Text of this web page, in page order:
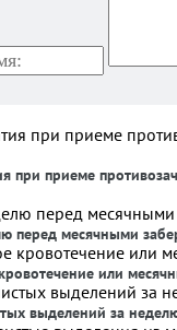
при приеме
перед месячными
или
выделений за